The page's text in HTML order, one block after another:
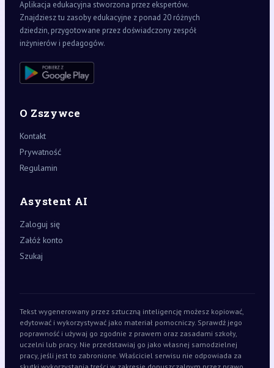
Aplikacja edukacyjna stworzona przez ekspertów.
Znajdziesz tu zasoby edukacyjne z ponad 20 różnych
dziedzin, przygotowane przez doświadczony zespół
inżynierów i pedagogów.
O Zszywce
Kontakt
Prywatność
Regulamin
Asystent AI
Zaloguj się
Załóż konto
Szukaj
Tekst wygenerowany przez sztuczną inteligencję możesz kopiować,
edytować i wykorzystywać jako materiał pomocniczy. Sprawdź jego
poprawność i używaj go zgodnie z prawem oraz zasadami szkoły,
uczelni lub pracy. Nie przedstawiaj go jako własnej samodzielnej
pracy, jeśli jest to zabronione. Właściciel serwisu nie odpowiada za